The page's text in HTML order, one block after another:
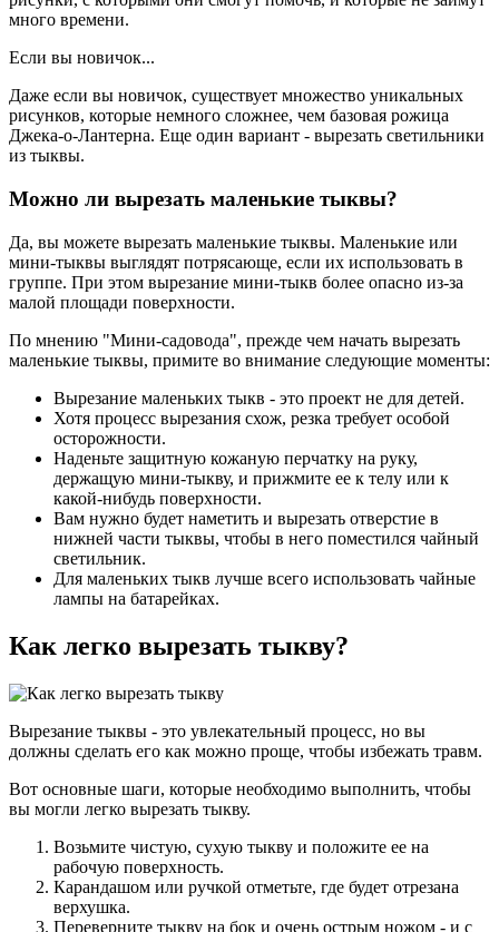
много времени.
Если вы новичок...
Даже если вы новичок, существует множество уникальных
рисунков, которые немного сложнее, чем базовая рожица
Джека-о-Лантерна. Еще один вариант - вырезать светильники
из тыквы.
Можно ли вырезать маленькие тыквы?
Да, вы можете вырезать маленькие тыквы. Маленькие или
мини-тыквы выглядят потрясающе, если их использовать в
группе. При этом вырезание мини-тыкв более опасно из-за
малой площади поверхности.
По мнению "Мини-садовода", прежде чем начать вырезать
маленькие тыквы, примите во внимание следующие моменты:
Вырезание маленьких тыкв - это проект не для детей.
Хотя процесс вырезания схож, резка требует особой
осторожности.
Наденьте защитную кожаную перчатку на руку,
держащую мини-тыкву, и прижмите ее к телу или к
какой-нибудь поверхности.
Вам нужно будет наметить и вырезать отверстие в
нижней части тыквы, чтобы в него поместился чайный
светильник.
Для маленьких тыкв лучше всего использовать чайные
лампы на батарейках.
Как легко вырезать тыкву?
Вырезание тыквы - это увлекательный процесс, но вы
должны сделать его как можно проще, чтобы избежать травм.
Вот основные шаги, которые необходимо выполнить, чтобы
вы могли легко вырезать тыкву.
Возьмите чистую, сухую тыкву и положите ее на
рабочую поверхность.
Карандашом или ручкой отметьте, где будет отрезана
верхушка.
Переверните тыкву на бок и очень острым ножом - и с